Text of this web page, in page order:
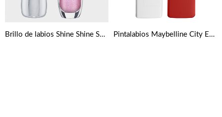
Brillo de labios Shine Shine Shine de Essence Pintalabios Maybelline City Edition Super Stay Matte Ink